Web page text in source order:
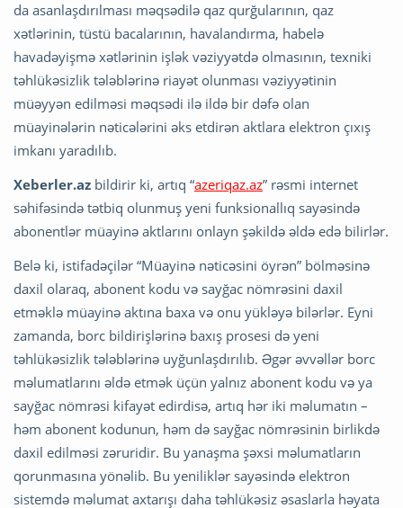
da asanlaşdırılması məqsədilə qaz qurğularının, qaz
xətlərinin, tüstü bacalarının, havalandırma, habelə
havadəyişmə xətlərinin işlək vəziyyətdə olmasının, texniki
təhlükəsizlik tələblərinə riayət olunması vəziyyətinin
müəyyən edilməsi məqsədi ilə ildə bir dəfə olan
müayinələrin nəticələrini əks etdirən aktlara elektron çıxış
imkanı yaradılıb.
Xeberler.az bildirir ki, artıq “azeriqaz.az” rəsmi internet
səhifəsində tətbiq olunmuş yeni funksionallıq sayəsində
abonentlər müayinə aktlarını onlayn şəkildə əldə edə bilirlər.
Belə ki, istifadəçilər “Müayinə nəticəsini öyrən” bölməsinə
daxil olaraq, abonent kodu və sayğac nömrəsini daxil
etməklə müayinə aktına baxa və onu yükləyə bilərlər. Eyni
zamanda, borc bildirişlərinə baxış prosesi də yeni
təhlükəsizlik tələblərinə uyğunlaşdırılıb. Əgər əvvəllər borc
məlumatlarını əldə etmək üçün yalnız abonent kodu və ya
sayğac nömrəsi kifayət edirdisə, artıq hər iki məlumatın –
həm abonent kodunun, həm də sayğac nömrəsinin birlikdə
daxil edilməsi zəruridir. Bu yanaşma şəxsi məlumatların
qorunmasına yönəlib. Bu yeniliklər sayəsində elektron
sistemdə məlumat axtarışı daha təhlükəsiz əsaslarla həyata